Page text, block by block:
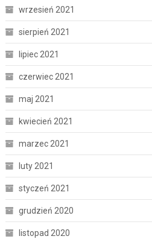
wrzesień 2021
sierpień 2021
lipiec 2021
czerwiec 2021
maj 2021
kwiecień 2021
marzec 2021
luty 2021
styczeń 2021
grudzień 2020
listopad 2020